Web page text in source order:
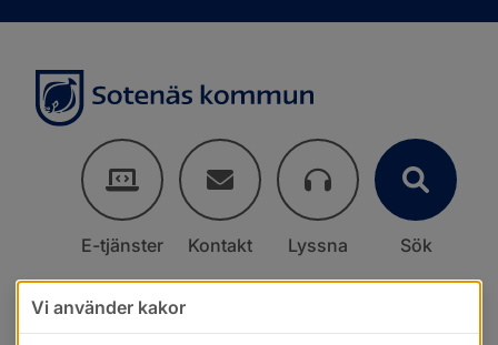
E-tjänster Kontakt Lyssna Sök
Vi använder kakor